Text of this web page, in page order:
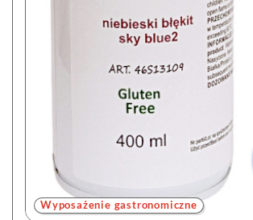
Wyposażenie gastronomiczne